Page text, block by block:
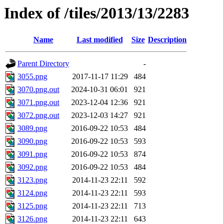
Index of /tiles/2013/13/2283
Name Last modified Size Description
Parent Directory
-
3055.png
2017-11-17 11:29
484
3070.png.out
2024-10-31 06:01
921
3071.png.out
2023-12-04 12:36
921
3072.png.out
2023-12-03 14:27
921
3089.png
2016-09-22 10:53
484
3090.png
2016-09-22 10:53
593
3091.png
2016-09-22 10:53
874
3092.png
2016-09-22 10:53
484
3123.png
2014-11-23 22:11
592
3124.png
2014-11-23 22:11
593
3125.png
2014-11-23 22:11
713
3126.png
2014-11-23 22:11
643